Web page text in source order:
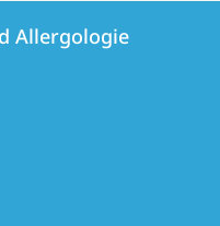
Allergologie